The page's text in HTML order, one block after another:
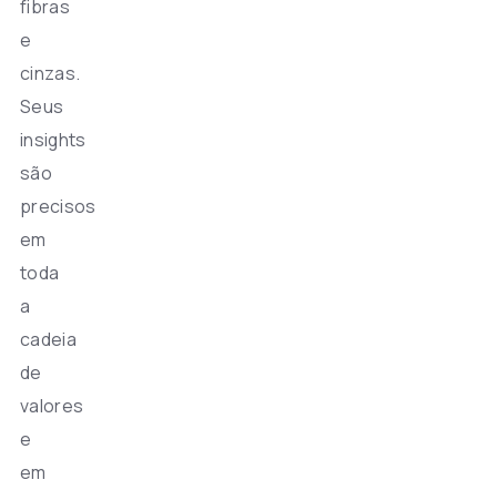
fibras
e
cinzas.
Seus
insights
são
precisos
em
toda
a
cadeia
de
valores
e
em